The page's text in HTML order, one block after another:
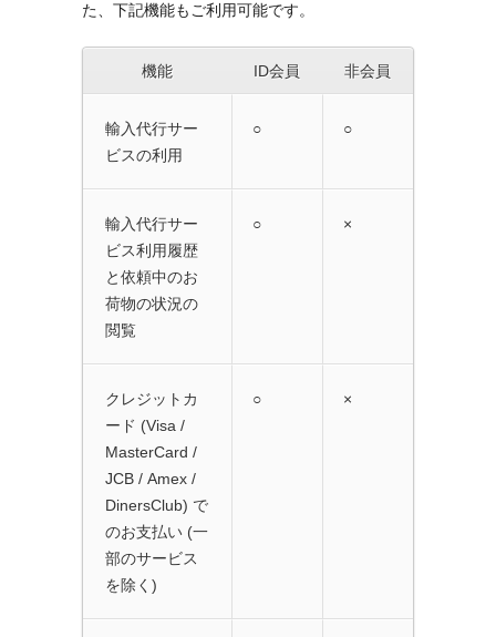
た、下記機能もご利用可能です。
機能 ID会員 非会員
輸入代行サー
ビスの利用
○ ○
輸入代行サー
ビス利用履歴
と依頼中のお
荷物の状況の
閲覧
○ ×
クレジットカ
ード (Visa /
MasterCard /
JCB / Amex /
DinersClub) で
のお支払い (一
部のサービス
を除く)
○ ×